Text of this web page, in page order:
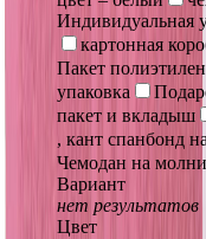
Индивидуальная
картонная
Пакет
упаковка
пакет и вкладыш
, кант спанбонд
Чемодан на
Вариант
нет результатов
Цвет